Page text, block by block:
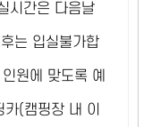
시간은 다음날
는 입실불가합
원에 맞도록 예
(캠핑장 내 이